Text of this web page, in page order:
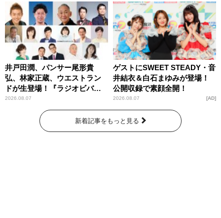
井戸田潤、パンサー尾形貴
弘、林家正蔵、ウエストラン
ドが生登場！『ラジオビバリ
ー昼ズ』
2026.08.07
ゲストにSWEET STEADY・音
井結衣＆白石まゆみが登場！
公開収録で素顔全開！
2026.08.07 AD
新着記事をもっと見る